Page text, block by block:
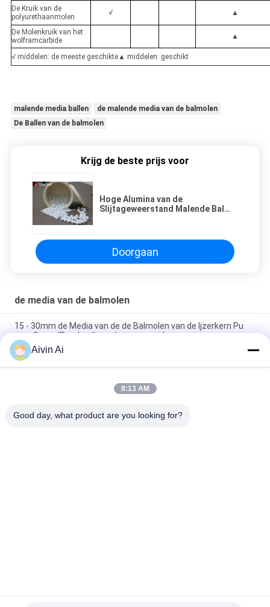
De Kruik van de
polyurethaanmolen
√ ▲
De Molenkruik van het
wolframcarbide
▲
√ middelen: de meeste geschikte▲ middelen: geschikt
malende media ballen
de malende media van de balmolen
De Ballen van de balmolen
Krijg de beste prijs voor
Hoge Alumina van de
Slijtageweerstand Malende Bal
Doorgaan
de media van de balmolen
15 - 30mm de Media van de de Balmolen van de Ijzerkern Pu
voor Super/Poeder die malen verspreiden
De Media van het wolframcarbide Ballen 3 - 10mm Diameter,
de Malende Ballen van het Metaalpoeder
Hoge de Media van de de Balmolen van de Slijtageweerstand
Aivin Ai
8:13 AM
Good day, what product are you looking for?